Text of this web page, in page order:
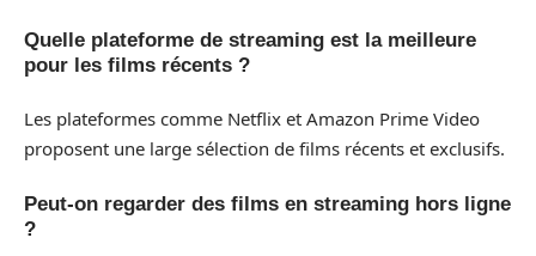
Quelle plateforme de streaming est la meilleure
pour les films récents ?
Les plateformes comme Netflix et Amazon Prime Video
proposent une large sélection de films récents et exclusifs.
Peut-on regarder des films en streaming hors ligne
?